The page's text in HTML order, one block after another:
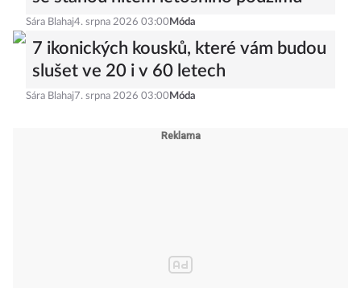
Sára Blahaj4. srpna 2026 03:00 Móda
7 ikonických kousků, které vám budou
slušet ve 20 i v 60 letech
Sára Blahaj 7. srpna 2026 03:00 Móda